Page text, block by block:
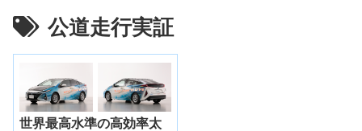
公道走行実証
世界最高水準の高効率太